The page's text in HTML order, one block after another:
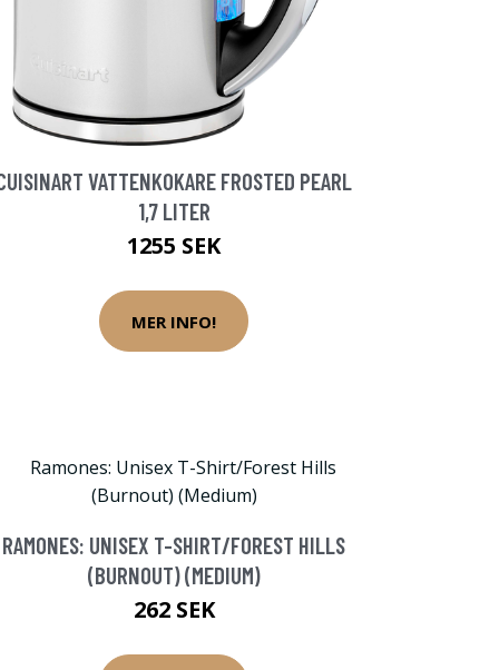
VATTENKOKARE FROSTED PEARL
1,7 LITER
1255 SEK
MER INFO!
RAMONES: UNISEX T-SHIRT/FOREST HILLS
(BURNOUT) (MEDIUM)
262 SEK